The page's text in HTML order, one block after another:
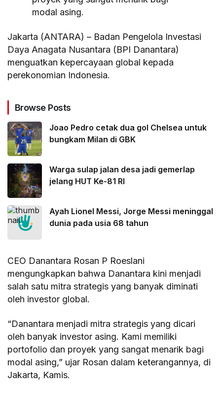
modal asing.
Jakarta (ANTARA) – Badan Pengelola Investasi
Daya Anagata Nusantara (BPI Danantara)
menguatkan kepercayaan global kepada
perekonomian Indonesia.
Browse Posts
Joao Pedro cetak dua gol Chelsea untuk
bungkam Milan di GBK
Warga sulap jalan desa jadi gemerlap
jelang HUT Ke-81 RI
Ayah Lionel Messi, Jorge Messi meninggal
dunia pada usia 68 tahun
CEO Danantara Rosan P Roeslani
mengungkapkan bahwa Danantara kini menjadi
salah satu mitra strategis yang banyak diminati
oleh investor global.
“Danantara menjadi mitra strategis yang dicari
oleh banyak investor asing. Kami memiliki
portofolio dan proyek yang sangat menarik bagi
modal asing,” ujar Rosan dalam keterangannya, di
Jakarta, Kamis.